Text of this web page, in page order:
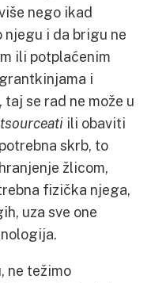
nego ikad
njegu i da brigu ne
ili potplaćenim
i
se rad ne može u
ili obaviti
skrb, to
žlicom,
fizička njega,
uza sve one
ne težimo